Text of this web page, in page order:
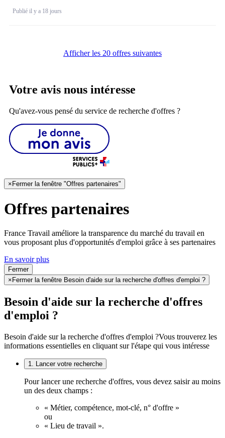
Publié il y a 18 jours
Afficher les 20 offres suivantes
Votre avis nous intéresse
Qu'avez-vous pensé du service de recherche d'offres ?
×Fermer la fenêtre "Offres partenaires"
Offres partenaires
France Travail améliore la transparence du marché du travail en
vous proposant plus d'opportunités d'emploi grâce à ses partenaires
En savoir plus
Fermer
× Fermer la fenêtre Besoin d'aide sur la recherche d'offres d'emploi ?
Besoin d'aide sur la recherche d'offres
d'emploi ?
Besoin d'aide sur la recherche d'offres d'emploi ?Vous trouverez les
informations essentielles en cliquant sur l'étape qui vous intéresse
1. Lancer votre recherche
Pour lancer une recherche d'offres, vous devez saisir au moins
un des deux champs :
« Métier, compétence, mot-clé, n° d'offre »
ou
« Lieu de travail ».